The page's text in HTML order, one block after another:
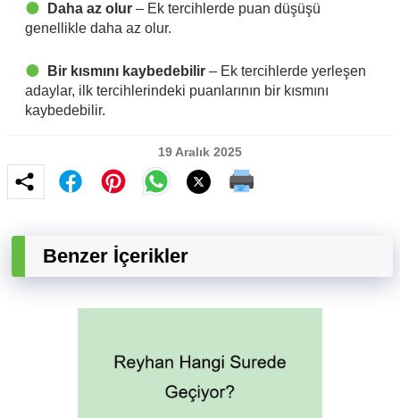
Daha az olur – Ek tercihlerde puan düşüşü
genellikle daha az olur.
Bir kısmını kaybedebilir – Ek tercihlerde yerleşen
adaylar, ilk tercihlerindeki puanlarının bir kısmını
kaybedebilir.
19 Aralık 2025
Benzer İçerikler